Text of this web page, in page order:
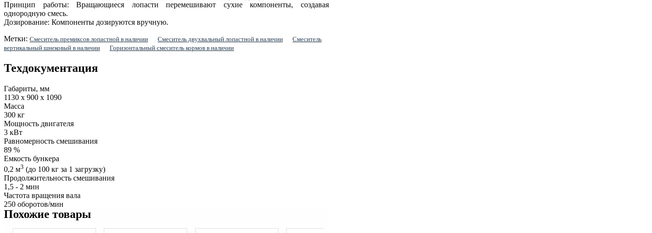
Принцип работы: Вращающиеся лопасти перемешивают сухие компоненты, создавая
однородную смесь.
Дозирование: Компоненты дозируются вручную.
Метки: Смеситель премиксов лопастной в наличии Смеситель двухвальный лопастной в наличии
Смеситель
вертикальный шнековый в наличии
Горизонтальный смеситель кормов в наличии
Техдокументация
Габариты, мм
1130 x 900 x 1090
Масса
300 кг
Мощность двигателя
3 кВт
Равномерность смешивания
89 %
Емкость бункера
0,2 м3 (до 100 кг за 1 загрузку)
Продолжительность смешивания
1,5 - 2 мин
Частота вращения вала
250 оборотов/мин
Похожие товары